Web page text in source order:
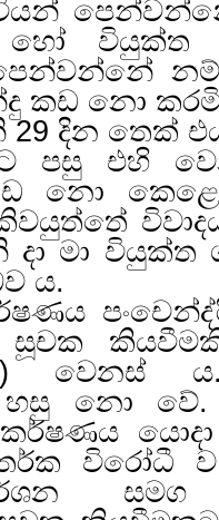
වියුක්ත
කඩ නො
29 දින තෙක්
පසු එහි
නො
දා මා
ය.
සූචක
හසු නො වේ.
විරෝධී